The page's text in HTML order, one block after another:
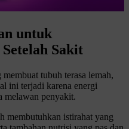
untuk
Sakit
tubuh terasa lemah,
ini terjadi karena energi
melawan penyakit.
membutuhkan istirahat yang